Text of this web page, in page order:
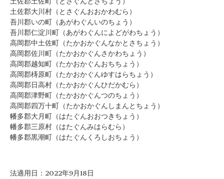
土佐郡土佐町（とさぐんとさちょう）
土佐郡大川村（とさぐんおおかわむら）
吾川郡いの町（あがわぐんいのちょう）
吾川郡仁淀川町（あがわぐんによどがわちょう）
高岡郡中土佐町（たかおかぐんなかとさちょう）
高岡郡佐川町（たかおかぐんさかわちょう）
高岡郡越知町（たかおかぐんおちちょう）
高岡郡梼原町（たかおかぐんゆすはらちょう）
高岡郡日高村（たかおかぐんひだかむら）
高岡郡津野町（たかおかぐんつのちょう）
高岡郡四万十町（たかおかぐんしまんとちょう）
幡多郡大月町（はたぐんおおつきちょう）
幡多郡三原村（はたぐんみはらむら）
幡多郡黒潮町（はたぐんくろしおちょう）
法適用日：2022年9月18日